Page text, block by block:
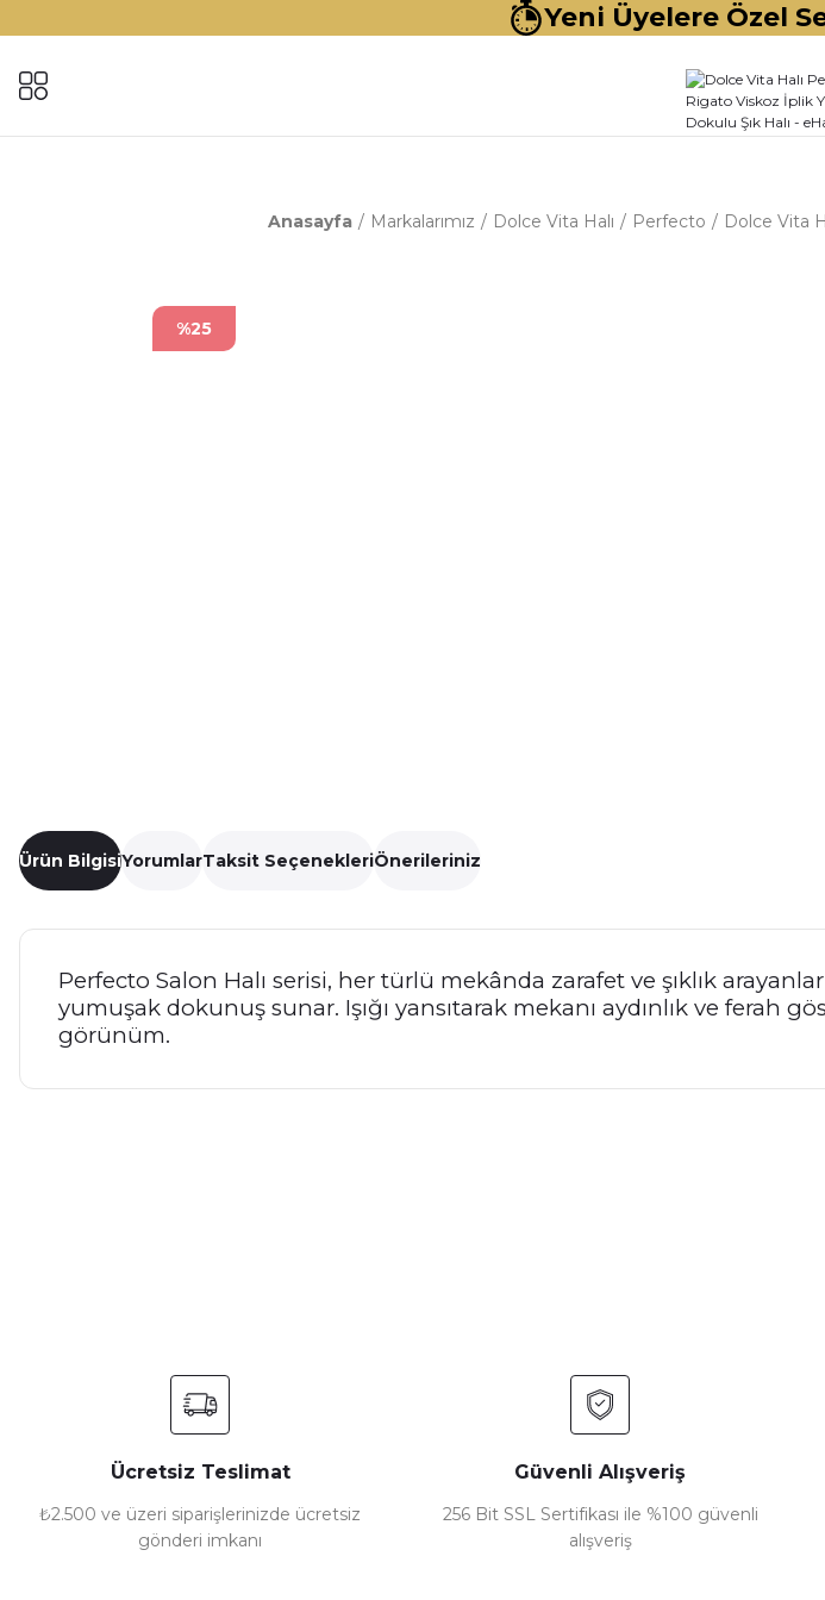
Yeni Üyelere Özel
Anasayfa Markalarımız Dolce Vita Halı Perfecto Dolce Vita
%25
Ürün BilgisiYorumlarTaksit SeçenekleriÖnerileriniz
Perfecto Salon Halı serisi, her türlü mekânda zarafet ve şıklık
yumuşak dokunuş sunar. Işığı yansıtarak mekanı aydınlık ve ferah
görünüm.
Bu ürüne benzer farklı alternatifler olmalı.
Ücretsiz Teslimat
₺2.500 ve üzeri siparişlerinizde ücretsiz
gönderi imkanı
Güvenli Alışveriş
256 Bit SSL Sertifikası ile %100 güvenli
alışveriş